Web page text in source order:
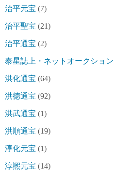
治平元宝 (7)
治平聖宝 (21)
治平通宝 (2)
泰星誌上・ネットオークション
洪化通宝 (64)
洪徳通宝 (92)
洪武通宝 (1)
洪順通宝 (19)
淳化元宝 (1)
淳熈元宝 (14)